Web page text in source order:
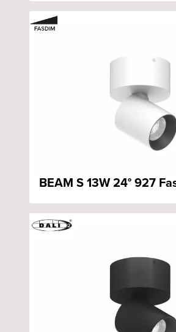
BEAM S 13W 24° 927